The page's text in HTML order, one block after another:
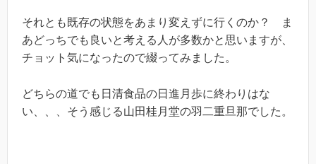
それとも既存の状態をあまり変えずに行くのか？ ま
あどっちでも良いと考える人が多数かと思いますが、
チョット気になったので綴ってみました。
どちらの道でも日清食品の日進月歩に終わりはな
い、、、そう感じる山田桂月堂の羽二重旦那でした。